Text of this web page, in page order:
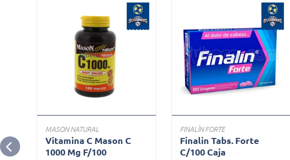
MASON NATURAL
Vitamina C Mason C
1000 Mg F/100
FINALÍN FORTE
Finalin Tabs. Forte
C/100 Caja